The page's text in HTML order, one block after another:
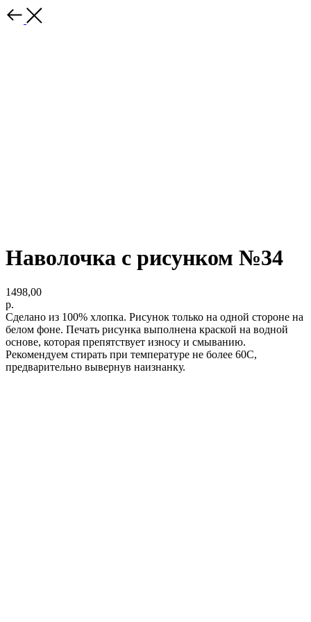
Наволочка с рисунком №34
1498,00
р.
Сделано из 100% хлопка. Рисунок только на одной стороне на
белом фоне. Печать рисунка выполнена краской на водной
основе, которая препятствует износу и смыванию.
Рекомендуем стирать при температуре не более 60С,
предварительно вывернув наизнанку.